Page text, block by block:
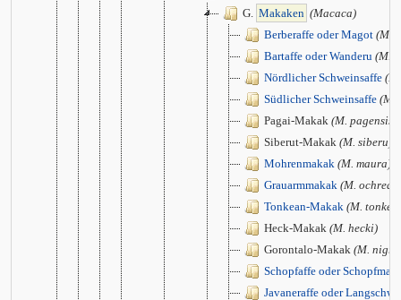
G. Makaken (Macaca)
Berberaffe oder Magot (M.
Bartaffe oder Wanderu (M.
Nördlicher Schweinsaffe
Südlicher Schweinsaffe (M.
Pagai-Makak (M. pagensis)
Siberut-Makak (M. siberu)
Mohrenmakak (M. maura)
Grauarmmakak (M.
Tonkean-Makak (M.
Heck-Makak (M. hecki)
Gorontalo-Makak (M.
Schopfaffe oder
Javaneraffe oder